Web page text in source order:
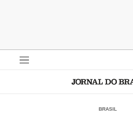
BRASIL